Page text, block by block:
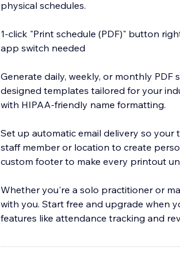
physical schedules.
1-click "Print schedule (PDF)" button
app switch needed
Generate daily, weekly, or monthly PDF
designed templates tailored for your
with HIPAA-friendly name formatting.
Set up automatic email delivery so your
staff member or location to create
custom footer to make every printout
Whether you're a solo practitioner or
with you. Start free and upgrade when
features like attendance tracking and